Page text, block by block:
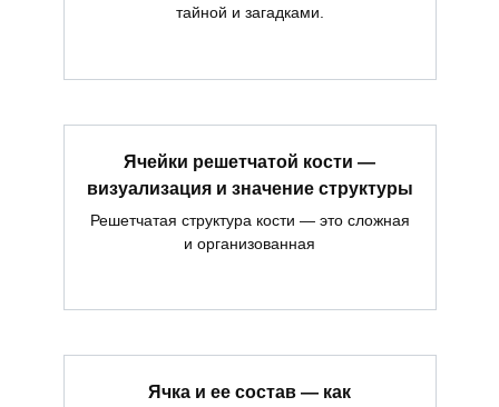
тайной и загадками.
Ячейки решетчатой кости —
визуализация и значение структуры
Решетчатая структура кости — это сложная
и организованная
Ячка и ее состав — как